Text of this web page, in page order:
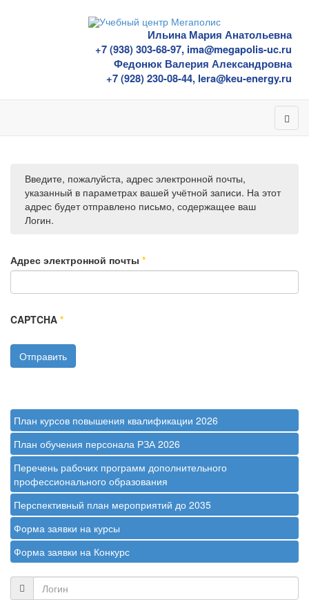
Ильина Мария Анатольевна
+7 (938) 303-68-97, ima@megapolis-uc.ru
Федонюк Валерия Александровна
+7 (928) 230-08-44, lera@keu-energy.ru
Введите, пожалуйста, адрес электронной почты,
указанный в параметрах вашей учётной записи. На этот
адрес будет отправлено письмо, содержащее ваш
Логин.
Адрес электронной почты *
CAPTCHA *
Отправить
План курсов повышения квалификации 2026
План обучения персонала РЗА 2026
Перечень рабочих программ дополнительного
профессионального образования
Перспективный план мероприятий до 2035
Форма заявки на курсы
Форма заявки на Конкурс